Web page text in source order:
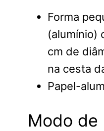
Forma
(alumínio)
cm de
na cesta
Papel-
Modo de